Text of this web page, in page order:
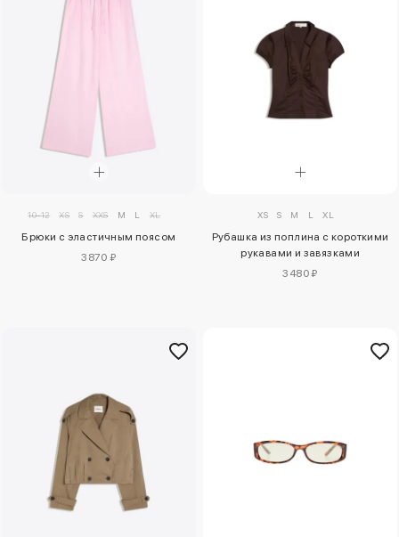
10-12 XS S XXS M L XL
Брюки с эластичным поясом
3870 ₽
XS S M L XL
Рубашка из поплина с короткими
рукавами и завязками
3480 ₽